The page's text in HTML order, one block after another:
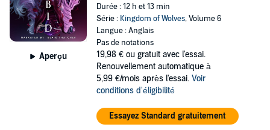
Aperçu
Durée : 12 h et 13 min
Série : Kingdom of Wolves, Volume 6
Langue : Anglais
Pas de notations
19,98 € ou gratuit avec l'essai.
Renouvellement automatique à
5,99 €/mois après l'essai. Voir
conditions d'éligibilité
Essayez Standard gratuitement